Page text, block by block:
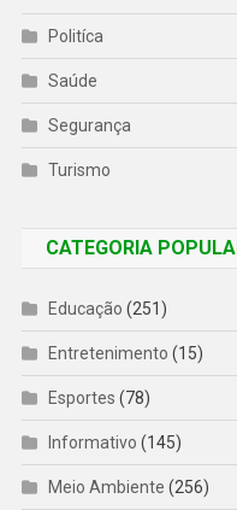
Politíca
Saúde
Segurança
Turismo
CATEGORIA
Educação (251)
Entretenimento (15)
Esportes (78)
Informativo (145)
Meio Ambiente (256)